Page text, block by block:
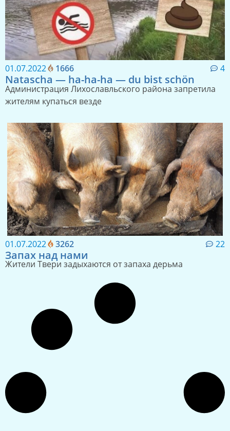
01.07.2022 1666 4
Natascha — ha-ha-ha — du bist schön
Администрация Лихославльского района запретила
жителям купаться везде
01.07.2022 3262 22
Запах над нами
Жители Твери задыхаются от запаха дерьма